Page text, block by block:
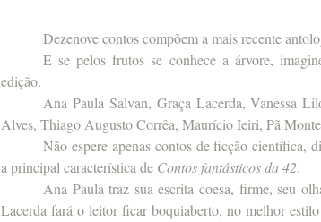
Dezenove contos compõem a mais recente
E se pelos frutos se conhece a árvore,
edição.
Ana Paula Salvan, Graça Lacerda, Vanessa
Alves, Thiago Augusto Corrêa, Maurício Ieiri, Pã
Não espere apenas contos de ficção científica,
a principal característica de Contos fantásticos da 42.
Ana Paula traz sua escrita coesa, firme, seu
Lacerda fará o leitor ficar boquiaberto, no melhor